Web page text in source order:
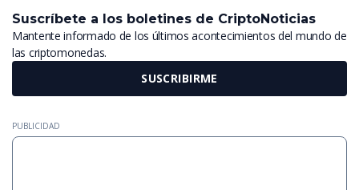
Suscríbete a los boletines de CriptoNoticias
Mantente informado de los últimos acontecimientos del mundo de
las criptomonedas.
SUSCRIBIRME
PUBLICIDAD